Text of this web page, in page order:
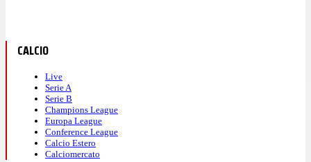
CALCIO
Live
Serie A
Serie B
Champions League
Europa League
Conference League
Calcio Estero
Calciomercato